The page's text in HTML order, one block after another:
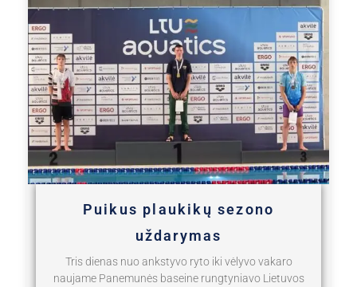
Puikus plaukikų sezono
uždarymas
Tris dienas nuo ankstyvo ryto iki vėlyvo vakaro
naujame Panemunės baseine rungtyniavo Lietuvos